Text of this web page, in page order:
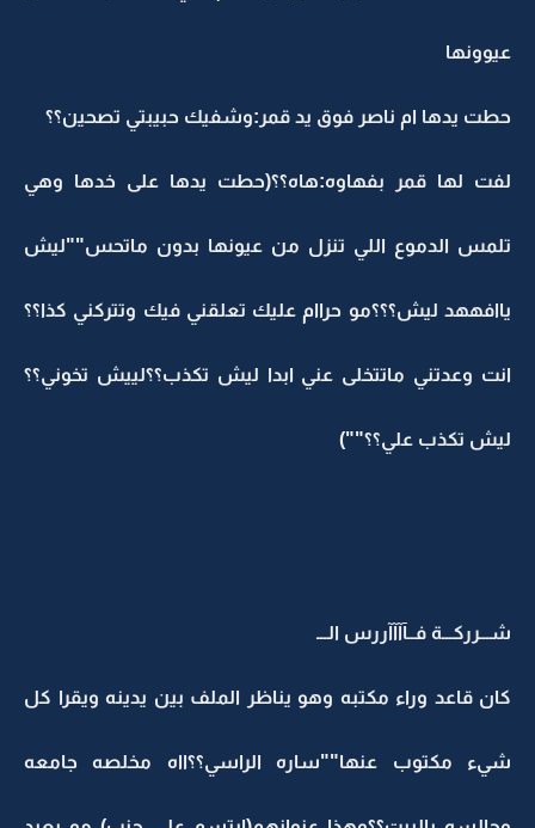
عيوونها
حطت يدها ام ناصر فوق يد قمر:وشفيك حبيبتي تصحين؟؟
لفت لها قمر بفهاوه:هاه؟؟(حطت يدها على خدها وهي
تلمس الدموع اللي تنزل من عيونها بدون ماتحس""ليش
ياافههد ليش؟؟؟مو حراام عليك تعلقني فيك وتتركني كذا؟؟
انت وعدتني ماتتخلى عني ابدا ليش تكذب؟؟لييش تخوني؟؟
ليش تكذب علي؟؟"")
شـــرركـــة فــآآآآررس الـــ
كان قاعد وراء مكتبه وهو يناظر الملف بين يدينه ويقرا كل
شيء مكتوب عنها""ساره الراسي؟؟ااه مخلصه جامعه